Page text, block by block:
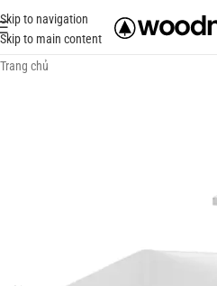
Skip to navigation
Skip to main content
Trang chủ